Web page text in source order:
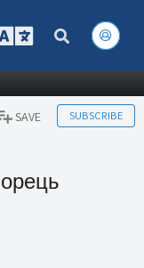
SAVE SUBSCRIBE